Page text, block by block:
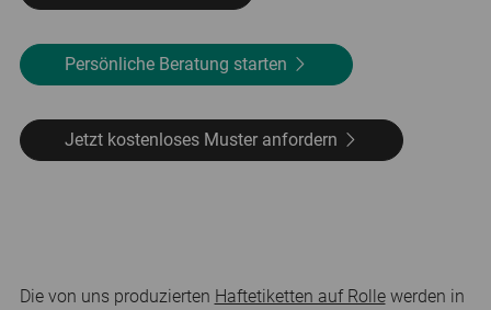
Persönliche Beratung starten
Jetzt kostenloses Muster anfordern
Die von uns produzierten Haftetiketten auf Rollewerden in